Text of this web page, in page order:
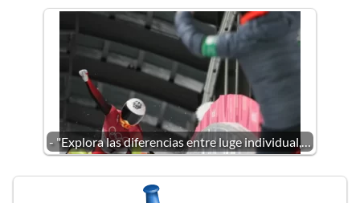
- "Explora las diferencias entre luge individual,…